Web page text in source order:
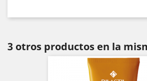
3 otros productos en la